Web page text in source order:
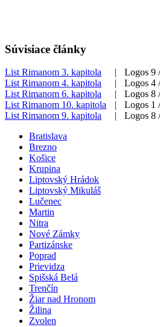
Súvisiace články
List Rimanom 3. kapitola | Logos 9
List Rimanom 4. kapitola
| Logos 4
List Rimanom 6. kapitola
| Logos 8
List Rimanom 10. kapitola
| Logos 1
List Rimanom 9. kapitola
| Logos 8
Bratislava
Brezno
Košice
Krupina
Liptovský Hrádok
Liptovský Mikuláš
Lučenec
Martin
Nitra
Nové Zámky
Partizánske
Poprad
Prievidza
Spišská Belá
Trenčín
Žiar nad Hronom
Žilina
Zvolen